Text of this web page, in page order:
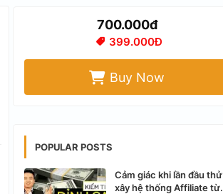
700.000đ
399.000Đ
Buy Now
POPULAR POSTS
Cảm giác khi lần đầu thử
xây hệ thống Affiliate từ